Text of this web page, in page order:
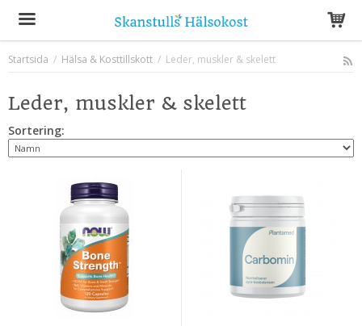
Startsida / Hälsa & Kosttillskott / Leder, muskler & skelett
Leder, muskler & skelett
Sortering: